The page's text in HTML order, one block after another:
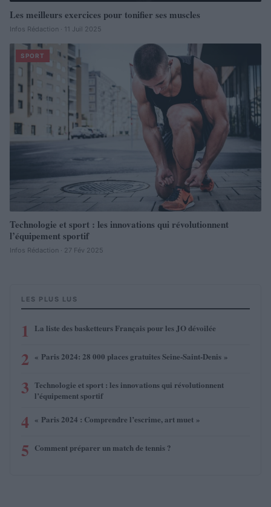
Les meilleurs exercices pour tonifier ses muscles
Infos Rédaction · 11 Juil 2025
SPORT
Technologie et sport : les innovations qui révolutionnent
l’équipement sportif
Infos Rédaction · 27 Fév 2025
LES PLUS LUS
1 La liste des basketteurs Français pour les JO dévoilée
2 « Paris 2024: 28 000 places gratuites Seine-Saint-Denis »
3 Technologie et sport : les innovations qui révolutionnent
l’équipement sportif
4 « Paris 2024 : Comprendre l’escrime, art muet »
5 Comment préparer un match de tennis ?